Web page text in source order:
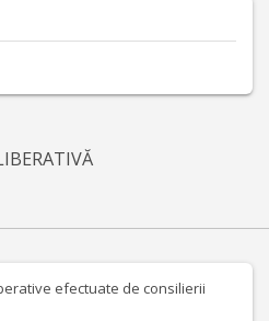
efectuate de consilierii